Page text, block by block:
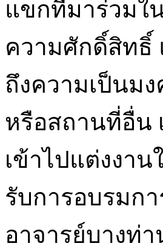
แขกที่มาร่วมใ
ความศักดิ์สิทธิ์
ถึงความเป็นม
หรือสถานที่อื่น
เข้าไปแต่งงา
รับการอบรมก
อาจารย์บางท่